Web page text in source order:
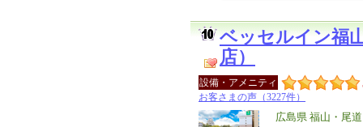
ベッセルイン福
店）
設備・アメニティ
お客さまの声（3227件）
エ
広島県 福山・尾